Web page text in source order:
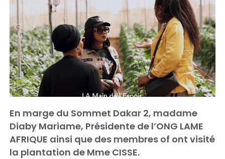
En marge du Sommet Dakar 2, madame
Diaby Mariame, Présidente de l’ONG LAME
AFRIQUE ainsi que des membres of ont visité
la plantation de Mme CISSE.